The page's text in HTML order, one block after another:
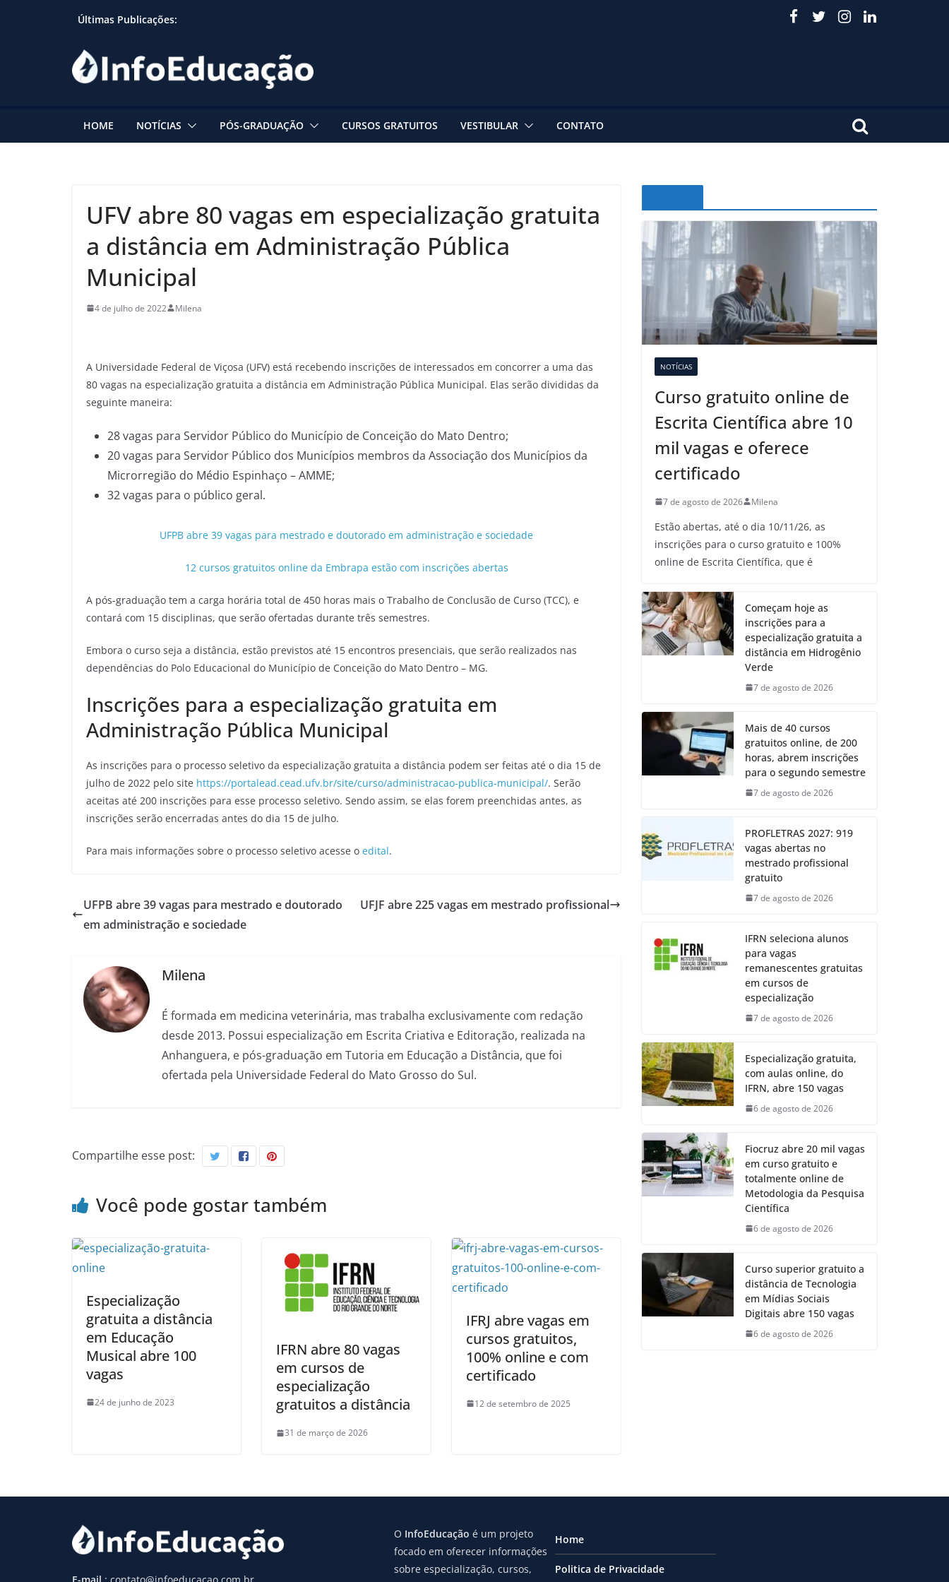
Últimas Publicações:
HOME NOTÍCIAS PÓS-GRADUAÇÃO CURSOS GRATUITOS VESTIBULAR CONTATO
UFV abre 80 vagas em especialização gratuita
a distância em Administração Pública
Municipal
4 de julho de 2022 Milena
A Universidade Federal de Viçosa (UFV) está recebendo inscrições de interessados em concorrer a uma das
80 vagas na especialização gratuita a distância em Administração Pública Municipal. Elas serão divididas da
seguinte maneira:
28 vagas para Servidor Público do Município de Conceição do Mato Dentro;
20 vagas para Servidor Público dos Municípios membros da Associação dos Municípios da
Microrregião do Médio Espinhaço – AMME;
32 vagas para o público geral.
UFPB abre 39 vagas para mestrado e doutorado em administração e sociedade
12 cursos gratuitos online da Embrapa estão com inscrições abertas
A pós-graduação tem a carga horária total de 450 horas mais o Trabalho de Conclusão de Curso (TCC), e
contará com 15 disciplinas, que serão ofertadas durante três semestres.
Embora o curso seja a distância, estão previstos até 15 encontros presenciais, que serão realizados nas
dependências do Polo Educacional do Município de Conceição do Mato Dentro – MG.
Inscrições para a especialização gratuita em
Administração Pública Municipal
As inscrições para o processo seletivo da especialização gratuita a distância podem ser feitas até o dia 15 de
julho de 2022 pelo site https://portalead.cead.ufv.br/site/curso/administracao-publica-municipal/. Serão
aceitas até 200 inscrições para esse processo seletivo. Sendo assim, se elas forem preenchidas antes, as
inscrições serão encerradas antes do dia 15 de julho.
Para mais informações sobre o processo seletivo acesse o edital.
UFPB abre 39 vagas para mestrado e doutorado
em administração e sociedade
UFJF abre 225 vagas em mestrado profissional
Milena
É formada em medicina veterinária, mas trabalha exclusivamente com redação
desde 2013. Possui especialização em Escrita Criativa e Editoração, realizada na
Anhanguera, e pós-graduação em Tutoria em Educação a Distância, que foi
ofertada pela Universidade Federal do Mato Grosso do Sul.
Compartilhe esse post:
Você pode gostar também
Especialização
gratuita a distância
em Educação
Musical abre 100
vagas
24 de junho de 2023
IFRN abre 80 vagas
em cursos de
especialização
gratuitos a distância
31 de março de 2026
IFRJ abre vagas em
cursos gratuitos,
100% online e com
certificado
12 de setembro de 2025
NOTÍCIAS
Curso gratuito online de
Escrita Científica abre 10
mil vagas e oferece
certificado
7 de agosto de 2026 Milena
Estão abertas, até o dia 10/11/26, as
inscrições para o curso gratuito e 100%
online de Escrita Científica, que é
Começam hoje as
inscrições para a
especialização gratuita a
distância em Hidrogênio
Verde
7 de agosto de 2026
Mais de 40 cursos
gratuitos online, de 200
horas, abrem inscrições
para o segundo semestre
7 de agosto de 2026
PROFLETRAS 2027: 919
vagas abertas no
mestrado profissional
gratuito
7 de agosto de 2026
IFRN seleciona alunos
para vagas
remanescentes gratuitas
em cursos de
especialização
7 de agosto de 2026
Especialização gratuita,
com aulas online, do
IFRN, abre 150 vagas
6 de agosto de 2026
Fiocruz abre 20 mil vagas
em curso gratuito e
totalmente online de
Metodologia da Pesquisa
Científica
6 de agosto de 2026
Curso superior gratuito a
distância de Tecnologia
em Mídias Sociais
Digitais abre 150 vagas
6 de agosto de 2026
O InfoEducação é um projeto
focado em oferecer informações
sobre especialização, cursos,
Home
Politica de Privacidade